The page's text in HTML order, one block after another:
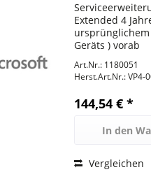
Extended 4
Geräts ) vorab
Arbeitstage für
Bestellbar mit
Geräte-
Art.Nr.: 1180051
Herst.Art.Nr.:VP4-
144,54 € *
In den
Vergleichen